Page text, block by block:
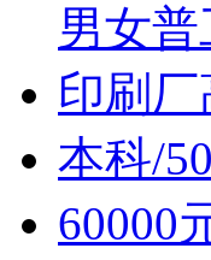
男女普
印刷
本科/
60000